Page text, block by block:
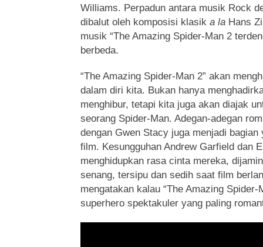
Williams. Perpadun antara musik Rock
dibalut oleh komposisi klasik a la Hans
musik “The Amazing Spider-Man 2
berbeda.
“The Amazing Spider-Man 2” akan
dalam diri kita. Bukan hanya
menghibur, tetapi kita juga akan diajak
seorang Spider-Man. Adegan-adegan
dengan Gwen Stacy juga menjadi
film. Kesungguhan Andrew Garfield dan
menghidupkan rasa cinta mereka,
senang, tersipu dan sedih saat film
mengatakan kalau “The Amazing Spider-
superhero spektakuler yang paling